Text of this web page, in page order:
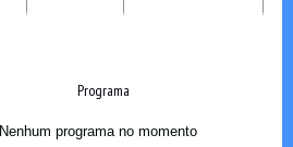
Programa
Nenhum programa no momento